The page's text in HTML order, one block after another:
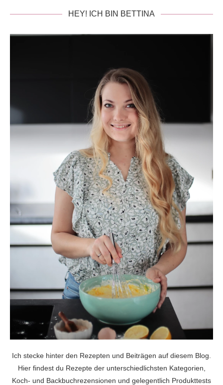
HEY! ICH BIN BETTINA
Ich stecke hinter den Rezepten und Beiträgen auf diesem Blog.
Hier findest du Rezepte der unterschiedlichsten Kategorien,
Koch- und Backbuchrezensionen und gelegentlich Produkttests